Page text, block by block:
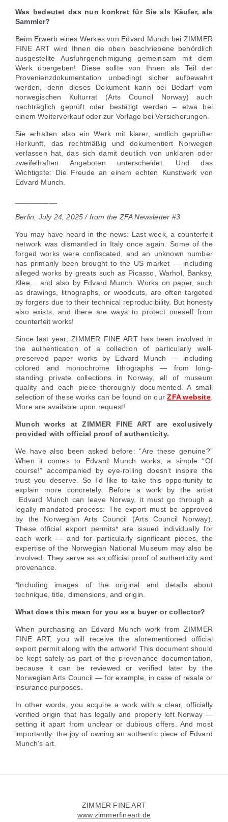
Was bedeutet das nun konkret für Sie als Käufer, als
Sammler?
Beim Erwerb eines Werkes von Edvard Munch bei ZIMMER
FINE ART wird Ihnen die oben beschriebene behördlich
ausgestellte Ausfuhrgenehmigung gemeinsam mit dem
Werk übergeben! Diese sollte von Ihnen als Teil der
Provenienzdokumentation unbedingt sicher aufbewahrt
werden, denn dieses Dokument kann bei Bedarf vom
norwegischen Kulturrat (Arts Council Norway) auch
nachträglich geprüft oder bestätigt werden – etwa bei
einem Weiterverkauf oder zur Vorlage bei Versicherungen.
Sie erhalten also ein Werk mit klarer, amtlich geprüfter
Herkunft, das rechtmäßig und dokumentiert Norwegen
verlassen hat, das sich damit deutlich von unklaren oder
zweifelhaften Angeboten unterscheidet. Und das
Wichtigste: Die Freude an einem echten Kunstwerk von
Edvard Munch.
Berlin, July 24, 2025 / from the ZFA Newsletter #3
You may have heard in the news: Last week, a counterfeit
network was dismantled in Italy once again. Some of the
forged works were confiscated, and an unknown number
has primarily been brought to the US market — including
alleged works by greats such as Picasso, Warhol, Banksy,
Klee… and also by Edvard Munch. Works on paper, such
as drawings, lithographs, or woodcuts, are often targeted
by forgers due to their technical reproducibility. But honesty
also exists, and there are ways to protect oneself from
counterfeit works!
Since last year, ZIMMER FINE ART has been involved in
the authentication of a collection of particularly well-
preserved paper works by Edvard Munch — including
colored and monochrome lithographs — from long-
standing private collections in Norway, all of museum
quality and each piece thoroughly documented. A small
selection of these works can be found on ourZFA website.
More are available upon request!
Munch works at ZIMMER FINE ART are exclusively
provided with official proof of authenticity.
We have also been asked before: “Are these genuine?”
When it comes to Edvard Munch works, a simple “Of
course!” accompanied by eye-rolling doesn’t inspire the
trust you deserve. So I’d like to take this opportunity to
explain more concretely: Before a work by the artist
Edvard Munch can leave Norway, it must go through a
legally mandated process: The export must be approved
by the Norwegian Arts Council (Arts Council Norway).
These official export permits* are issued individually for
each work — and for particularly significant pieces, the
expertise of the Norwegian National Museum may also be
involved. They serve as an official proof of authenticity and
provenance.
*Including images of the original and details about
technique, title, dimensions, and origin.
What does this mean for you as a buyer or collector?
When purchasing an Edvard Munch work from ZIMMER
FINE ART, you will receive the aforementioned official
export permit along with the artwork! This document should
be kept safely as part of the provenance documentation,
because it can be reviewed or verified later by the
Norwegian Arts Council — for example, in case of resale or
insurance purposes.
In other words, you acquire a work with a clear, officially
verified origin that has legally and properly left Norway —
setting it apart from unclear or dubious offers. And most
importantly: the joy of owning an authentic piece of Edvard
Munch’s art.
ZIMMER FINE ART
www.zimmerfineart.de